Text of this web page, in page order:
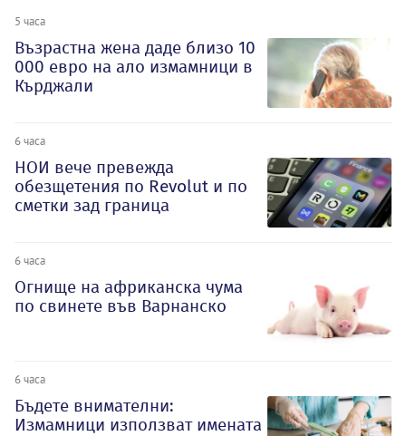
5 часа
Възрастна жена даде близо 10
000 евро на ало измамници в
Кърджали
6 часа
НОИ вече превежда
обезщетения по Revolut и по
сметки зад граница
6 часа
Огнище на африканска чума
по свинете във Варнанско
6 часа
Бъдете внимателни:
Измамници използват имената